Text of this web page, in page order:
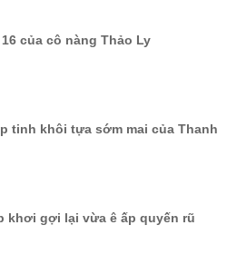
của cô nàng Thảo Ly
tinh khôi tựa sớm mai của Thanh
khơi gợi lại vừa ê ấp quyến rũ